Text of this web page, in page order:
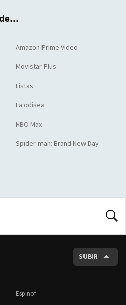
Amazon Prime Video
Movistar Plus
Listas
La odisea
HBO Max
Spider-man: Brand New Day
SUBIR
Espinof